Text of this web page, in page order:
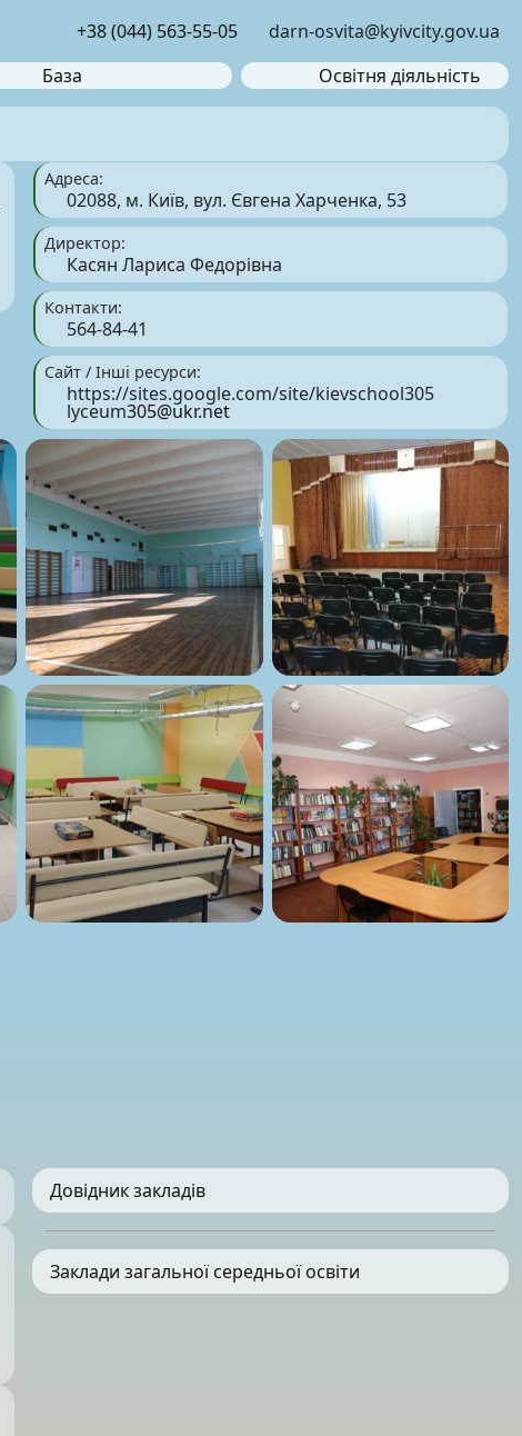
+38 (044) 563-55-05
darn-osvita@kyivcity.gov.ua
База Освітня діяльність
Адреса:
02088, м. Київ, вул. Євгена Харченка, 53
Директор:
Касян Лариса Федорівна
Контакти:
564-84-41
Сайт / Інші ресурси:
https://sites.google.com/site/kievschool305
lyceum305@ukr.net
Довідник закладів
Заклади загальної середньої освіти